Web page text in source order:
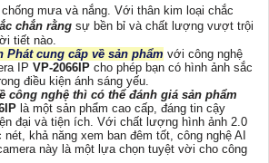
mưa và nắng. Với thân kim loại chắc
chắn rằng sự bền bỉ và chất lượng vượt trội
tiết nào.
Phát cung cấp về sản phẩm với công nghệ
IP VP-2066IP cho phép bạn có hình ảnh sắc
điều kiện ánh sáng yếu.
công nghệ thì có thể đánh giá sản phẩm
là một sản phẩm cao cấp, đáng tin cậy
đại và tiện ích. Với chất lượng hình ảnh 2.0
nét, khả năng xem ban đêm tốt, công nghệ AI
này là một lựa chọn tuyệt vời cho công